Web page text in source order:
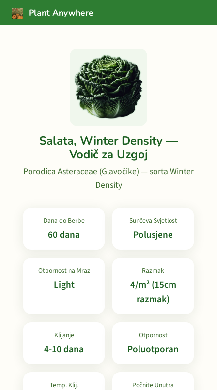
Plant Anywhere
Salata, Winter Density —
Vodič za Uzgoj
Porodica Asteraceae (Glavočike) — sorta Winter
Density
Dana do Berbe
60 dana
Sunčeva Svjetlost
Polusjene
Otpornost na Mraz
Light
Razmak
4/m² (15cm
razmak)
Klijanje
4-10 dana
Otpornost
Poluotporan
Temp. Klij. Počnite Unutra